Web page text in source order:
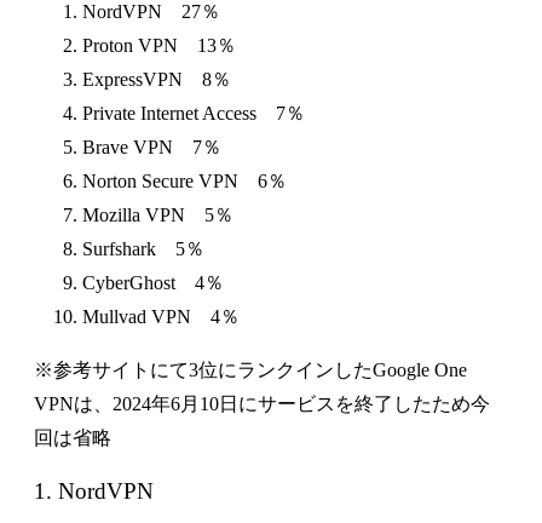
NordVPN 27％
Proton VPN 13％
ExpressVPN 8％
Private Internet Access 7％
Brave VPN 7％
Norton Secure VPN 6％
Mozilla VPN 5％
Surfshark 5％
CyberGhost 4％
Mullvad VPN 4％
※参考サイトにて3位にランクインしたGoogle One
VPNは、2024年6月10日にサービスを終了したため今
回は省略
1. NordVPN